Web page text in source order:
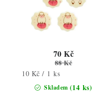
Skladem (14 ks)
70 Kč
88 Kč
Měrná
cena:
10 Kč / 1 ks